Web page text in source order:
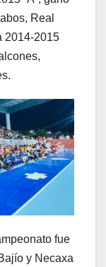
Real
2014-2015
fue
y Necaxa